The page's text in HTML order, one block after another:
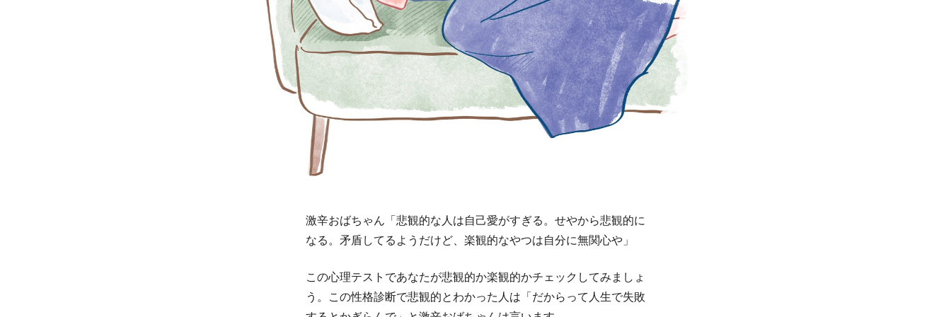
激辛おばちゃん「悲観的な人は自己愛がすぎる。せやから悲観的に
なる。矛盾してるようだけど、楽観的なやつは自分に無関心や」
この心理テストであなたが悲観的か楽観的かチェックしてみましょ
う。この性格診断で悲観的とわかった人は「だからって人生で失敗